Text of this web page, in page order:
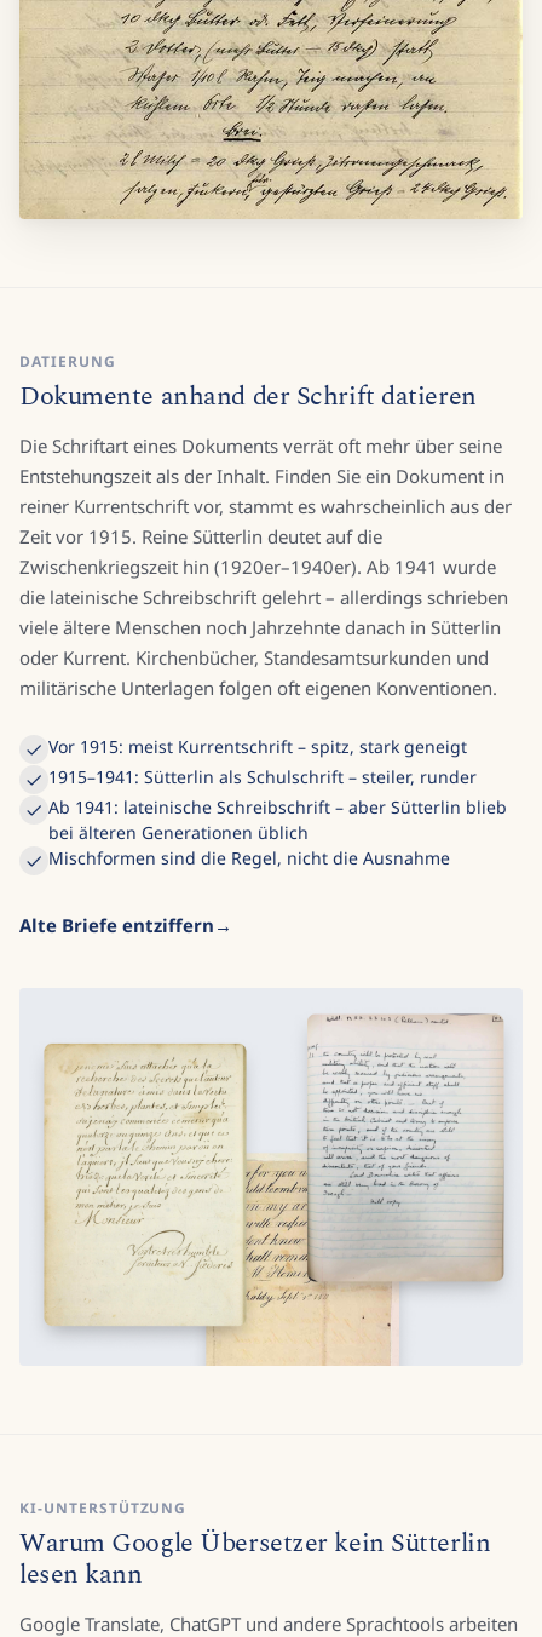
DATIERUNG
Dokumente anhand der Schrift datieren
Die Schriftart eines Dokuments verrät oft mehr über seine
Entstehungszeit als der Inhalt. Finden Sie ein Dokument in
reiner Kurrentschrift vor, stammt es wahrscheinlich aus der
Zeit vor 1915. Reine Sütterlin deutet auf die
Zwischenkriegszeit hin (1920er–1940er). Ab 1941 wurde
die lateinische Schreibschrift gelehrt – allerdings schrieben
viele ältere Menschen noch Jahrzehnte danach in Sütterlin
oder Kurrent. Kirchenbücher, Standesamtsurkunden und
militärische Unterlagen folgen oft eigenen Konventionen.
Vor 1915: meist Kurrentschrift – spitz, stark geneigt
1915–1941: Sütterlin als Schulschrift – steiler, runder
Ab 1941: lateinische Schreibschrift – aber Sütterlin blieb
bei älteren Generationen üblich
Mischformen sind die Regel, nicht die Ausnahme
Alte Briefe entziffern
KI-UNTERSTÜTZUNG
Warum Google Übersetzer kein Sütterlin
lesen kann
Google Translate, ChatGPT und andere Sprachtools arbeiten